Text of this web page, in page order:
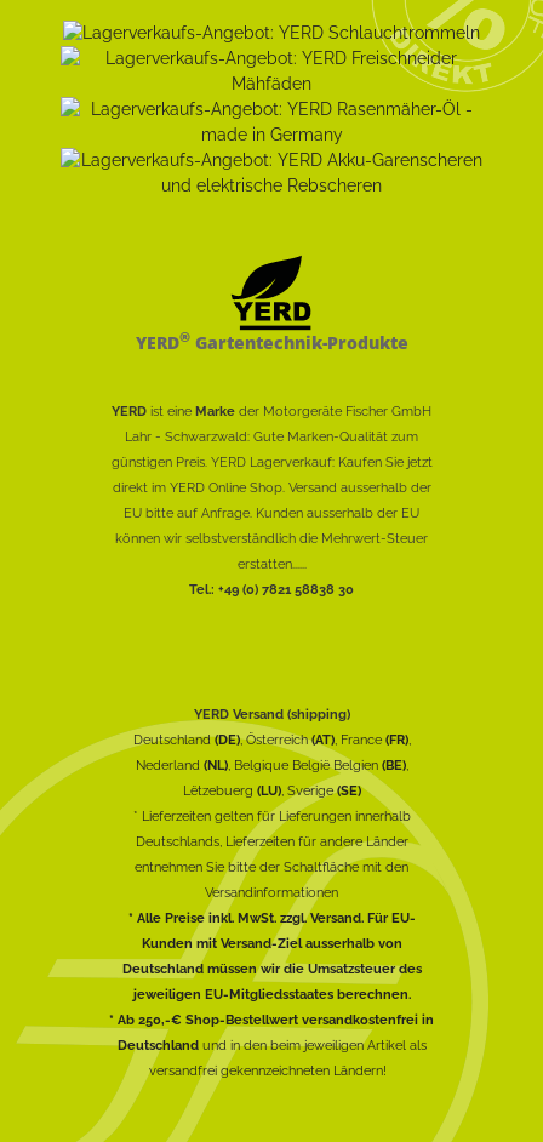
YERD®Gartentechnik-Produkte
YERD ist eine Marke der Motorgeräte Fischer GmbH
Lahr - Schwarzwald: Gute Marken-Qualität zum
günstigen Preis. YERD Lagerverkauf: Kaufen Sie jetzt
direkt im YERD Online Shop. Versand ausserhalb der
EU bitte auf Anfrage. Kunden ausserhalb der EU
können wir selbstverständlich die Mehrwert-Steuer
erstatten......
Tel.: +49 (0) 7821 58838 30
YERD Versand (shipping)
Deutschland(DE), Österreich(AT), France (FR),
Nederland (NL), Belgique België Belgien (BE),
Lëtzebuerg (LU), Sverige(SE)
* Lieferzeiten gelten für Lieferungen innerhalb
Deutschlands, Lieferzeiten für andere Länder
entnehmen Sie bitte der Schaltfläche mit den
Versandinformationen
* Alle Preise inkl. MwSt. zzgl. Versand. Für EU-
Kunden mit Versand-Ziel ausserhalb von
Deutschland müssen wir die Umsatzsteuer des
jeweiligen EU-Mitgliedsstaates berechnen.
* Ab 250,-€ Shop-Bestellwert versandkostenfrei in
Deutschlandund in den beim jeweiligen Artikel als
versandfrei gekennzeichneten Ländern!